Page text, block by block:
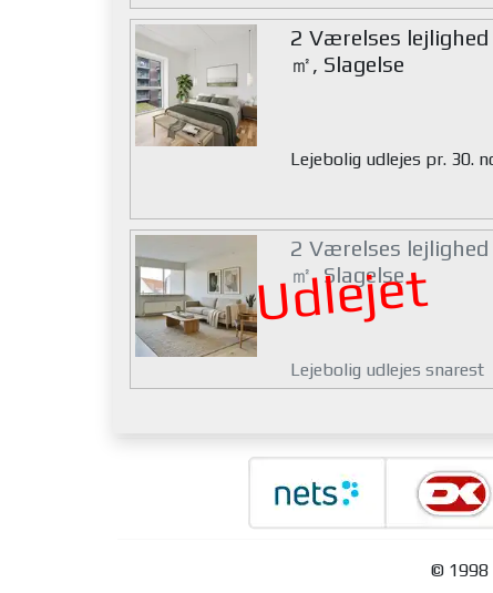
2 Værelses lejlighed
㎡, Slagelse
Lejebolig udlejes pr. 30.
Udlejet
2 Værelses
㎡, Slagelse
Lejebolig udlejes snarest
© 1998